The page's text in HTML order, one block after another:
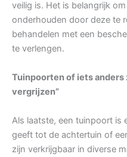
veilig is. Het is belangrijk
onderhouden door deze te
behandelen met een
te verlengen.
Tuinpoorten of iets anders
vergrijzen”
Als laatste, een tuinpoort is
geeft tot de achtertuin of
zijn verkrijgbaar in diverse